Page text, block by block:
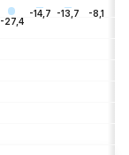
-27,4
-14,7 -13,7 -8,1